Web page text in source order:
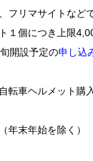
フリマサイトなど
個につき上限
開設予定の申し込
車ヘルメット購
年末年始を除く）